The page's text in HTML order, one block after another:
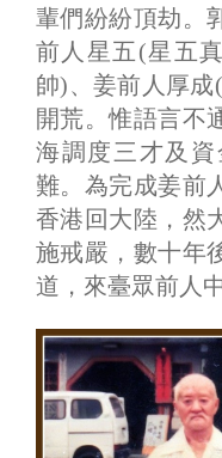
輩們紛紛頂劫。
前人星五(星五
帥)、姜前人厚
開荒。惟語言不
海調度三才及
難。為完成姜前
香港回大陸，然
施戒嚴，數十年
道，來臺眾前人